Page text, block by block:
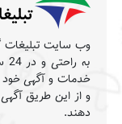
وب سایت تبلیغات
خدمات و آگهی خود
و از این طریق
دهند.